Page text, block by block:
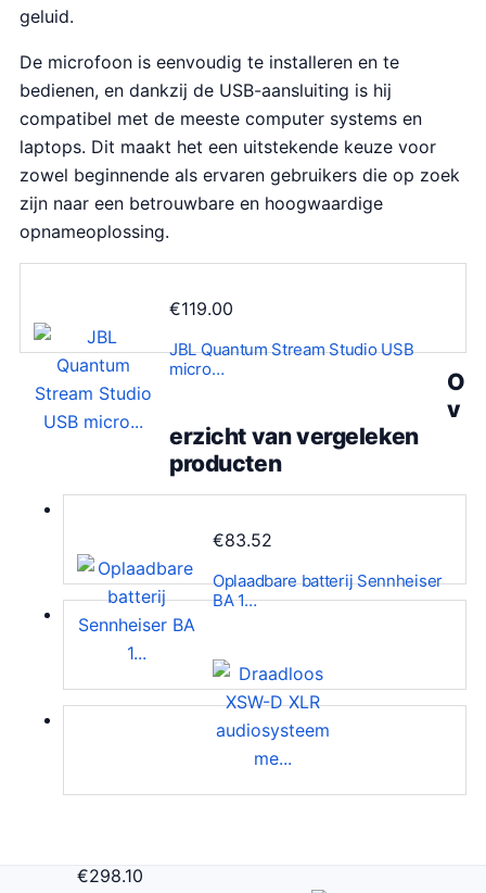
geluid.
De microfoon is eenvoudig te installeren en te
bedienen, en dankzij de USB-aansluiting is hij
compatibel met de meeste computer systems en
laptops. Dit maakt het een uitstekende keuze voor
zowel beginnende als ervaren gebruikers die op zoek
zijn naar een betrouwbare en hoogwaardige
opnameoplossing.
€119.00
JBL Quantum Stream Studio USB
micro…
O
v
erzicht van vergeleken
producten
€83.52
Oplaadbare batterij Sennheiser
BA 1…
€298.10